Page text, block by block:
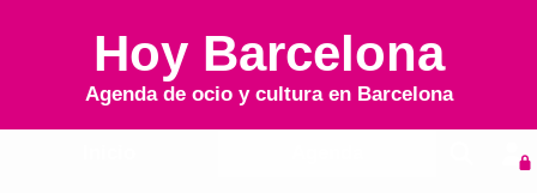
Hoy Barcelona
Agenda de ocio y cultura en Barcelona